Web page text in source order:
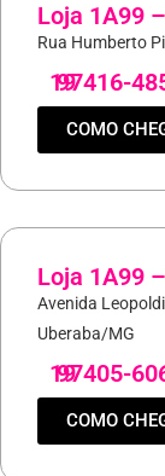
Loja 1A99
Rua Humberto
19
97416-
COMO
Loja 1A99
Avenida
Uberaba/MG
19
97405-
COMO